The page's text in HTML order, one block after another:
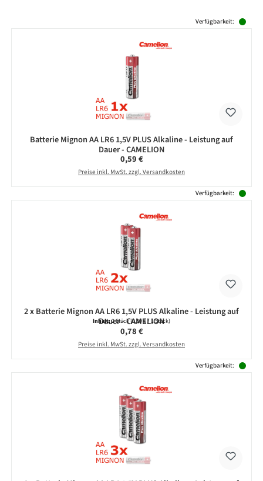
Verfügbarkeit:
Batterie Mignon AA LR6 1,5V PLUS Alkaline - Leistung auf
Dauer - CAMELION
Regulärer Preis:
0,59 €
Preise inkl. MwSt. zzgl. Versandkosten
Verfügbarkeit:
2 x Batterie Mignon AA LR6 1,5V PLUS Alkaline - Leistung auf
Dauer - CAMELION
Inhalt:2 Stück(0,39 € / 1 Stück)
Regulärer Preis:
0,78 €
Preise inkl. MwSt. zzgl. Versandkosten
Verfügbarkeit: